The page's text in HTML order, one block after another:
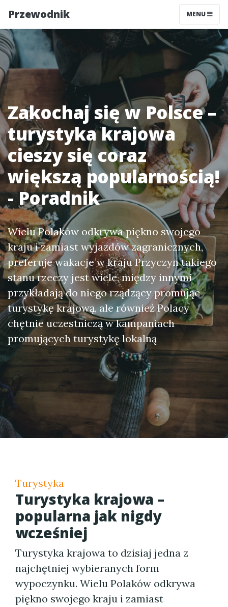
Przewodnik MENU
Zakochaj się w Polsce –
turystyka krajowa
cieszy się coraz
większą popularnością!
- Poradnik
Wielu Polaków odkrywa piękno swojego
kraju i zamiast wyjazdów zagranicznych,
preferuje wakacje w kraju Przyczyn takiego
stanu rzeczy jest wiele, między innymi
przykładają do niego rządzący promując
turystykę krajową, ale również Polacy
chętnie uczestniczą w kampaniach
promujących turystykę lokalną
Turystyka
Turystyka krajowa –
popularna jak nigdy
wcześniej
Turystyka krajowa to dzisiaj jedna z
najchętniej wybieranych form
wypoczynku. Wielu Polaków odkrywa
piękno swojego kraju i zamiast